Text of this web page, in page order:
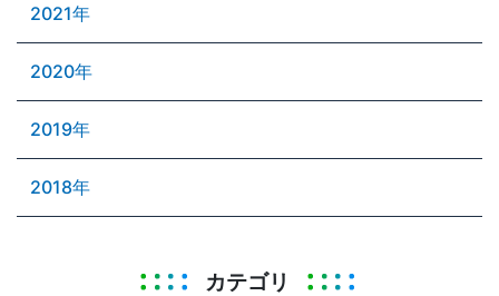
2021年
2020年
2019年
2018年
カテゴリ